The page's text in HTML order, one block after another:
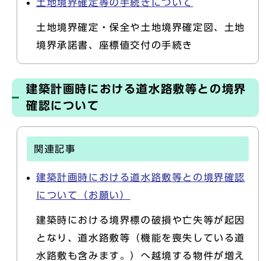
土地境界確定等の手続きについて
土地境界確定・保全や土地境界確定図、土地
境界承諾書、座標値交付の手続き
建築計画時における道水路敷等との境界
確認について
関連記事
建築計画時における道水路敷等との境界確認
について（お願い）
建築時における境界標の破損や亡失等が起因
となり、道水路敷等（機能を喪失している道
水路敷も含みます。）へ越境する物件が増え